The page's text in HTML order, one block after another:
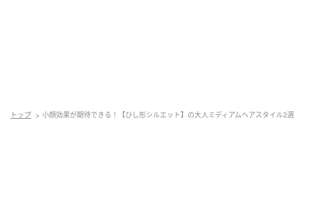
トップ 小顔効果が期待できる！【ひし形シルエット】の大人ミディアムヘアスタイル2選